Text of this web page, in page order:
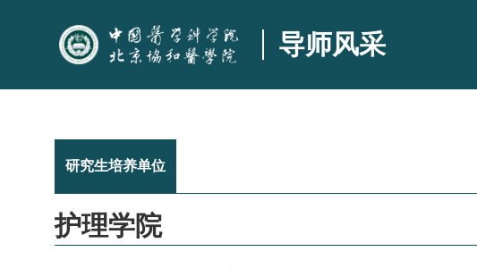
导师风采
研究生培养单位
护理学院